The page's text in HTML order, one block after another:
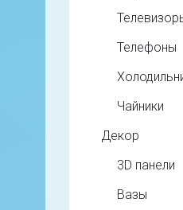
Телефоны
Чайники
Декор
3D панели
Вазы